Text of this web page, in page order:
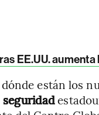
EE.UU.
están los
seguridad